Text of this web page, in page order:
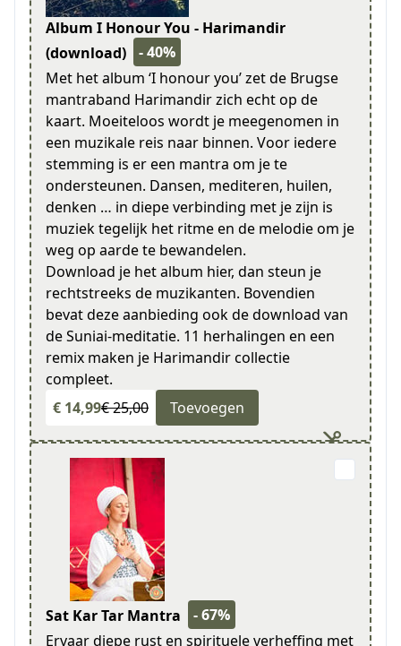
Album I Honour You - Harimandir
(download)
- 40%
Met het album ‘I honour you’ zet de Brugse
mantraband Harimandir zich echt op de
kaart. Moeiteloos wordt je meegenomen in
een muzikale reis naar binnen. Voor iedere
stemming is er een mantra om je te
ondersteunen. Dansen, mediteren, huilen,
denken … in diepe verbinding met je zijn is
muziek tegelijk het ritme en de melodie om je
weg op aarde te bewandelen.
Download je het album hier, dan steun je
rechtstreeks de muzikanten. Bovendien
bevat deze aanbieding ook de download van
de Suniai-meditatie. 11 herhalingen en een
remix maken je Harimandir collectie
compleet.
€ 14,99€ 25,00 Toevoegen
Sat Kar Tar Mantra
- 67%
Ervaar diepe rust en spirituele verheffing met